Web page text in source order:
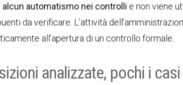
automatismo nei controlli e non viene
da verificare. L’attività
all’apertura di un controllo formale.
analizzate, pochi i